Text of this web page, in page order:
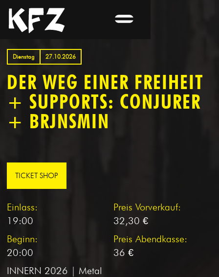
Dienstag 27.10.2026
DER WEG EINER FREIHEIT
+ SUPPORTS: CONJURER
+ BRJNSMIN
TICKET SHOP
Einlass:
19:00
Beginn:
20:00
Preis Vorverkauf:
32,30 €
Preis Abendkasse:
36 €
INNERN 2026 | Metal